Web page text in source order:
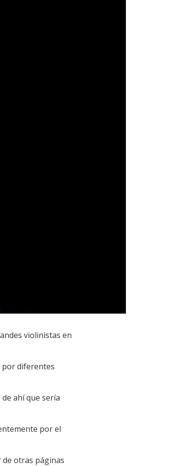
violinistas en
por diferentes
ahí que sería
por el
de otras páginas